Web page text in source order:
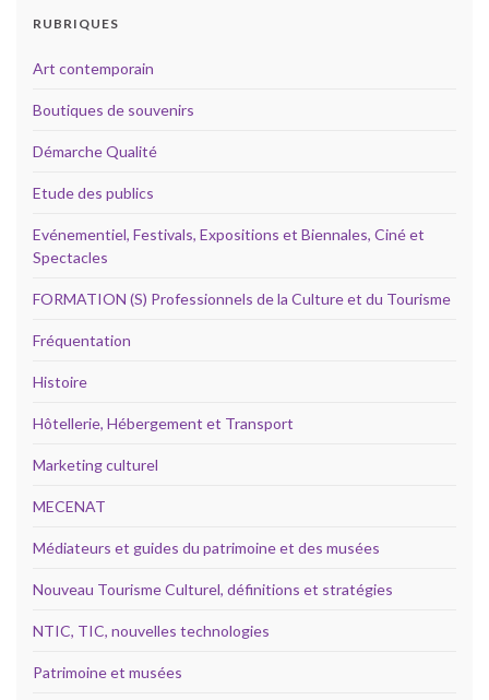
RUBRIQUES
Art contemporain
Boutiques de souvenirs
Démarche Qualité
Etude des publics
Evénementiel, Festivals, Expositions et Biennales, Ciné et
Spectacles
FORMATION (S) Professionnels de la Culture et du Tourisme
Fréquentation
Histoire
Hôtellerie, Hébergement et Transport
Marketing culturel
MECENAT
Médiateurs et guides du patrimoine et des musées
Nouveau Tourisme Culturel, définitions et stratégies
NTIC, TIC, nouvelles technologies
Patrimoine et musées